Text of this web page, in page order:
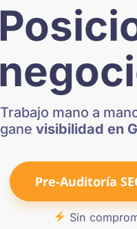
Trabajo mano a
gane visibilidad en
Pre-Auditoría
Sin